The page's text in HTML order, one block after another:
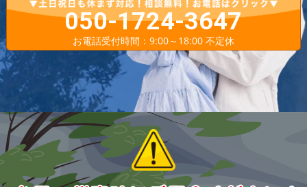
050-1724-3647
お電話受付時間：9:00～18:00 不定休